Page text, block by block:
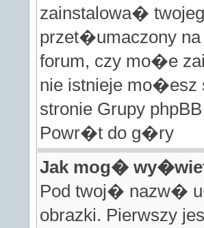
zainstalowa�
przet�umaczony
forum, czy mo�e
nie istnieje
stronie Grupy
Powr�t do g�ry
Jak mog�
Pod twoj� nazw�
obrazki. Pierwszy